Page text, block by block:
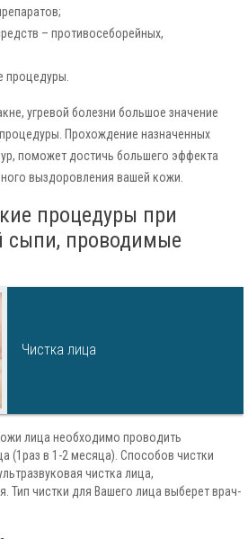
– противосеборейных,
процедуры.
угревой болезни большое значение
Прохождение назначенных
поможет достичь большего эффекта
выздоровления вашей кожи.
процедуры при
сыпи, проводимые
Чистка лица
лица необходимо проводить
(1раз в 1-2 месяца). Способов чистки
чистка лица,
Тип чистки для Вашего лица выберет врач-